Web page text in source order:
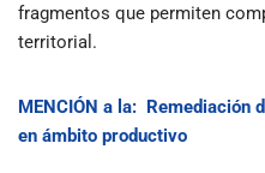
fragmentos que permiten
territorial.
MENCIÓN a la: Remediación
en ámbito productivo